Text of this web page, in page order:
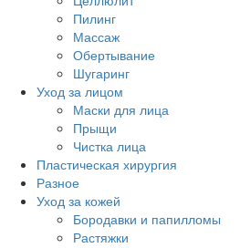
Пилинг
Массаж
Обертывание
Шугаринг
Уход за лицом
Маски для лица
Прыщи
Чистка лица
Пластическая хирургия
Разное
Уход за кожей
Бородавки и папилломы
Растяжки